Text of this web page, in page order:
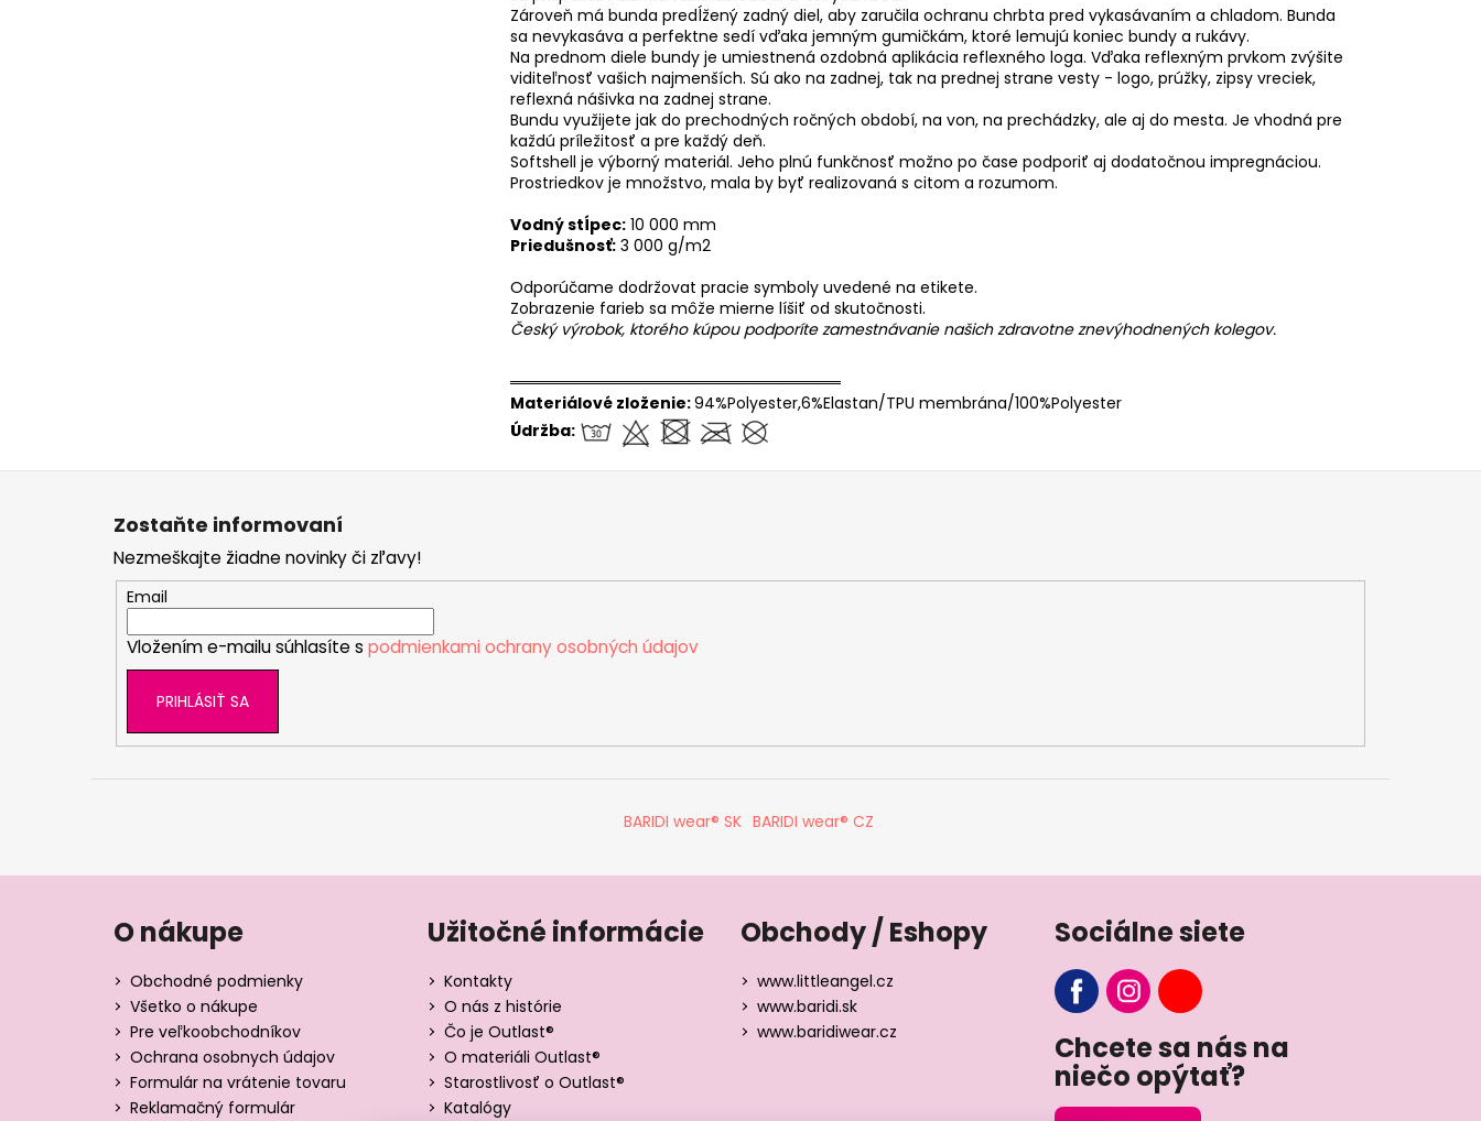
Zároveň má bunda predĺžený zadný diel, aby zaručila ochranu chrbta pred vykasávaním a chladom. Bunda
sa nevykasáva a perfektne sedí vďaka jemným gumičkám, ktoré lemujú koniec bundy a rukávy.
Na prednom diele bundy je umiestnená ozdobná aplikácia reflexného loga. Vďaka reflexným prvkom zvýšite
viditeľnosť vašich najmenších. Sú ako na zadnej, tak na prednej strane vesty - logo, prúžky, zipsy vreciek,
reflexná nášivka na zadnej strane.
Bundu využijete jak do prechodných ročných období, na von, na prechádzky, ale aj do mesta. Je vhodná pre
každú príležitosť a pre každý deň.
Softshell je výborný materiál. Jeho plnú funkčnosť možno po čase podporiť aj dodatočnou impregnáciou.
Prostriedkov je množstvo, mala by byť realizovaná s citom a rozumom.
Vodný stĺpec: 10 000 mm
Priedušnosť: 3 000 g/m2
Odporúčame dodržovat pracie symboly uvedené na etikete.
Zobrazenie farieb sa môže mierne líšiť od skutočnosti.
Český výrobok, ktorého kúpou podporíte zamestnávanie našich zdravotne znevýhodnených kolegov.
══════════════════════════════
Materiálové zloženie:94%Polyester,6%Elastan/TPU membrána/100%Polyester
Údržba:
Zostaňte informovaní
Nezmeškajte žiadne novinky či zľavy!
Email
Vložením e-mailu súhlasíte s podmienkami ochrany osobných údajov
PRIHLÁSIŤ SA
BARIDI wear® SK BARIDI wear® CZ
O nákupe
Obchodné podmienky
Všetko o nákupe
Pre veľkoobchodníkov
Ochrana osobnych údajov
Formulár na vrátenie tovaru
Reklamačný formulár
Užitočné informácie
Kontakty
O nás z histórie
Čo je Outlast®
O materiáli Outlast®
Starostlivosť o Outlast®
Katalógy
Obchody / Eshopy
www.littleangel.cz
www.baridi.sk
www.baridiwear.cz
Sociálne siete
Chcete sa nás na
niečo opýtať?